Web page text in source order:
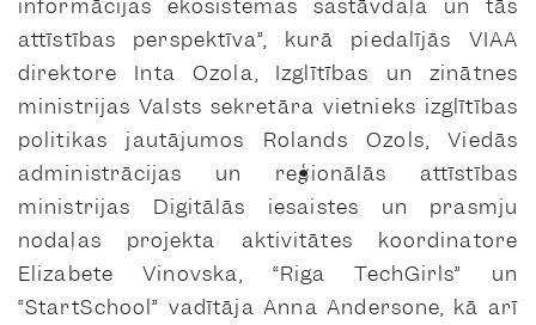
informācijas ekosistēmas sastāvdaļa un tās
attīstības perspektīva”, kurā piedalījās VIAA
direktore Inta Ozola, Izglītības un zinātnes
ministrijas Valsts sekretāra vietnieks izglītības
politikas jautājumos Rolands Ozols, Viedās
administrācijas un reģionālās attīstības
ministrijas Digitālās iesaistes un prasmju
nodaļas projekta aktivitātes koordinatore
Elizabete Vinovska, “Riga TechGirls” un
“StartSchool” vadītāja Anna Andersone, kā arī